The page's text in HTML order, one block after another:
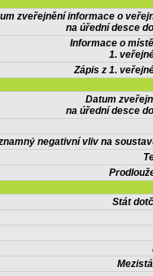
zveřejnění informace o
na úřední desce
Informace o
1.
Zápis z 1.
Datum
na úřední desce
negativní vliv na
Stát